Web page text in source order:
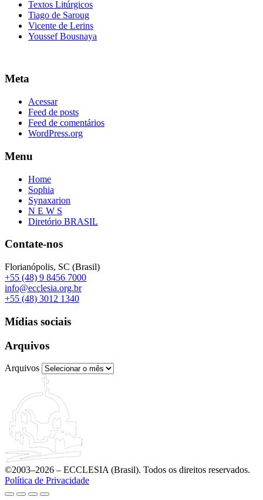
Textos Litúrgicos
Tiago de Saroug
Vicente de Lerins
Youssef Bousnaya
Meta
Acessar
Feed de posts
Feed de comentários
WordPress.org
Menu
Home
Sophia
Synaxarion
N E W S
Diretório BRASIL
Contate-nos
Florianópolis, SC (Brasil)
+55 (48) 9 8456 7000
info@ecclesia.org.br
+55 (48) 3012 1340
Mídias sociais
Arquivos
Arquivos
©2003–2026 – ECCLESIA (Brasil). Todos os direitos reservados.
Política de Privacidade